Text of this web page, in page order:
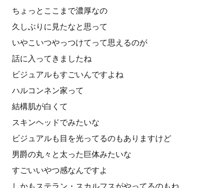
ちょっとここまで濃厚なの
久しぶりに見たなと思って
いやこいつやっつけてって思えるのが
話に入ってきましたね
ビジュアルもすごいんですよね
ハルコンネン家って
結構肌が白くて
スキンヘッドでみたいな
ビジュアルも目を光ってるのもありますけど
男爵の丸々と太った巨体みたいな
すごいいやつ感なんですよ